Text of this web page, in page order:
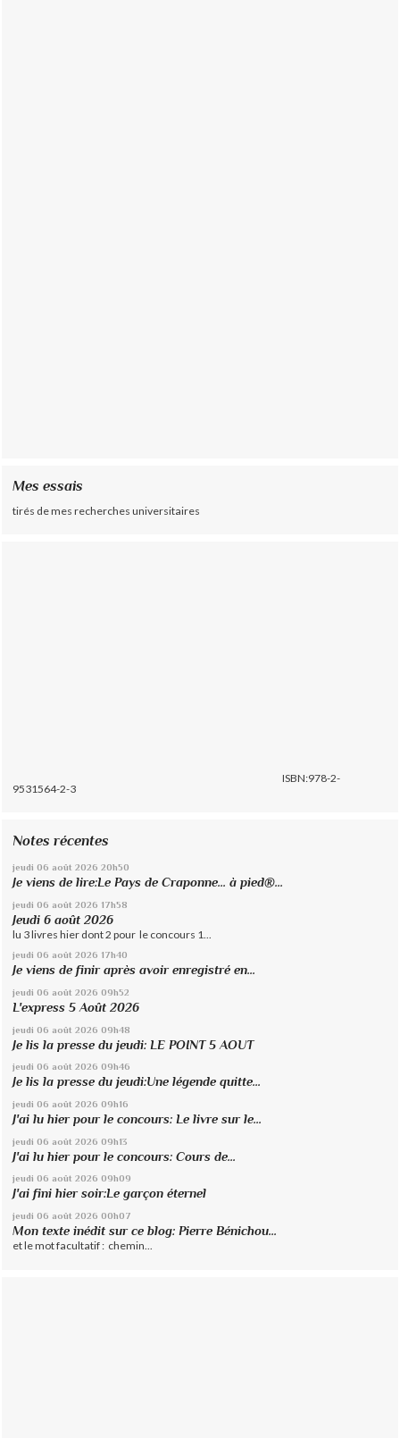
Mes essais
tirés de mes recherches universitaires
ISBN:978-2-
9531564-2-3
Notes récentes
jeudi 06 août 2026 20h50
Je viens de lire:Le Pays de Craponne... à pied®...
jeudi 06 août 2026 17h58
Jeudi 6 août 2026
lu 3 livres hier dont 2 pour le concours 1...
jeudi 06 août 2026 17h40
Je viens de finir après avoir enregistré en...
jeudi 06 août 2026 09h52
L'express 5 Août 2026
jeudi 06 août 2026 09h48
Je lis la presse du jeudi: LE POINT 5 AOUT
jeudi 06 août 2026 09h46
Je lis la presse du jeudi:Une légende quitte...
jeudi 06 août 2026 09h16
J'ai lu hier pour le concours: Le livre sur le...
jeudi 06 août 2026 09h13
J'ai lu hier pour le concours: Cours de...
jeudi 06 août 2026 09h09
J'ai fini hier soir:Le garçon éternel
jeudi 06 août 2026 00h07
Mon texte inédit sur ce blog: Pierre Bénichou...
et le mot facultatif : chemin...